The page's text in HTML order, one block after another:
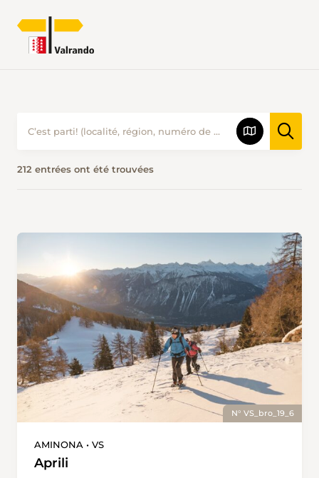
212 entrées ont été trouvées
N° VS_bro_19_6
AMINONA • VS
Aprili